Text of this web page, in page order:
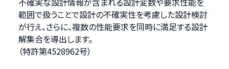
範囲で扱うことで設計の不確実性を考慮した設計検討
が行え、さらに、複数の性能要求を同時に満足する設計
解集合を導出します。
（特許第4528962号）